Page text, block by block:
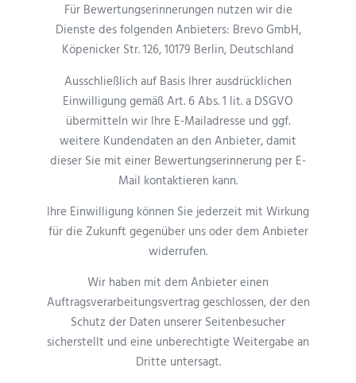
Für Bewertungserinnerungen nutzen wir die
Dienste des folgenden Anbieters: Brevo GmbH,
Köpenicker Str. 126, 10179 Berlin, Deutschland
Ausschließlich auf Basis Ihrer ausdrücklichen
Einwilligung gemäß Art. 6 Abs. 1 lit. a DSGVO
übermitteln wir Ihre E-Mailadresse und ggf.
weitere Kundendaten an den Anbieter, damit
dieser Sie mit einer Bewertungserinnerung per E-
Mail kontaktieren kann.
Ihre Einwilligung können Sie jederzeit mit Wirkung
für die Zukunft gegenüber uns oder dem Anbieter
widerrufen.
Wir haben mit dem Anbieter einen
Auftragsverarbeitungsvertrag geschlossen, der den
Schutz der Daten unserer Seitenbesucher
sicherstellt und eine unberechtigte Weitergabe an
Dritte untersagt.